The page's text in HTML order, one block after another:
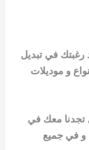
رغبتك في تبديل
و موديلات
تجدنا معك في
24 ساعة و في جميع